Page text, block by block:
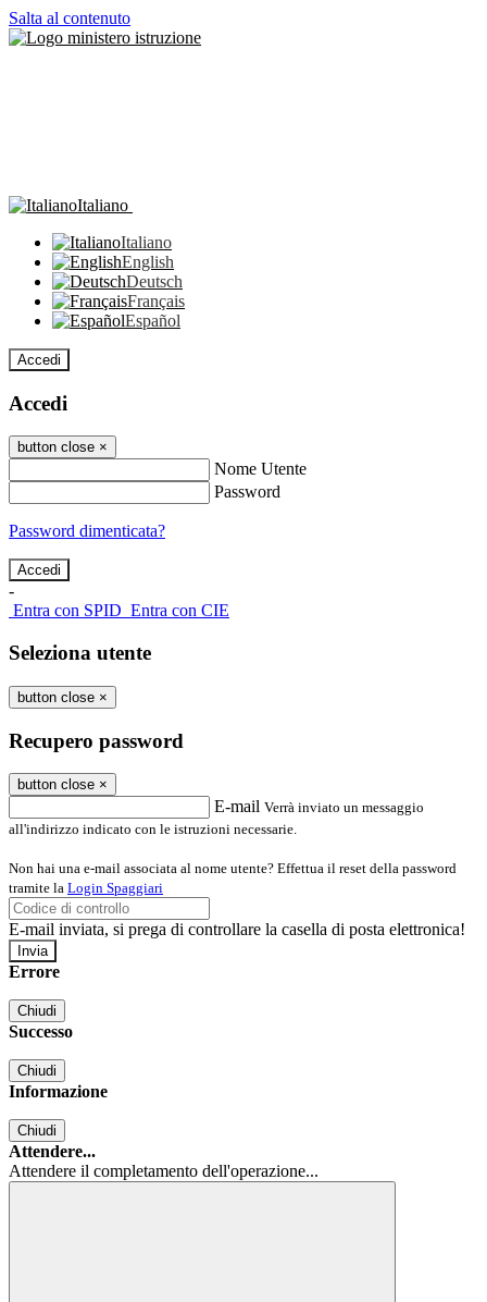
Salta al contenuto
Italiano
Italiano
English
Deutsch
Français
Español
Accedi
Accedi
button close ×
Nome Utente
Password
Password dimenticata?
-
Entra con SPID Entra con CIE
Seleziona utente
button close ×
Recupero password
button close ×
E-mail Verrà inviato un messaggio
all'indirizzo indicato con le istruzioni necessarie.
Non hai una e-mail associata al nome utente? Effettua il reset della password
tramite la Login Spaggiari
E-mail inviata, si prega di controllare la casella di posta elettronica!
Errore
Chiudi
Successo
Chiudi
Informazione
Chiudi
Attendere...
Attendere il completamento dell'operazione...